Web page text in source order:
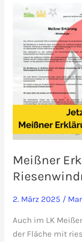
Gemeinderat
auf
Meißner
2. März 2025 /
Auch im LK
der Fläche mit